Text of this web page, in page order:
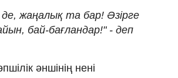
жаңалық та бар! Әзірге
бай-бағландар!" - деп
әншінің нені